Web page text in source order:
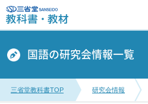
国語の研究会情報一覧
三省堂教科書TOP 研究会情報